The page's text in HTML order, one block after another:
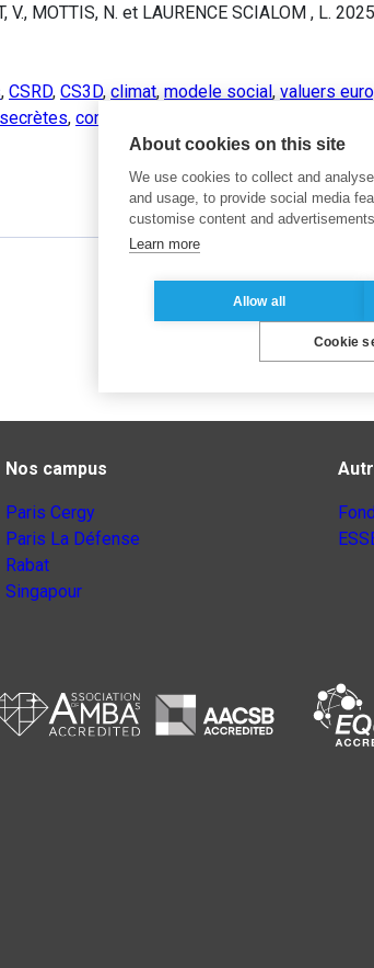
V., MOTTIS, N. et LAURENCE SCIALOM , L.
, CSRD, CS3D, climat, modele social, valuers
, consultation,societe civile
Nos campus
Paris Cergy
Paris La Défense
Rabat
Singapour
About cookies on this site
We use cookies to collect and
and usage, to provide social media
customise content and
Learn more
Allow all
Cookie